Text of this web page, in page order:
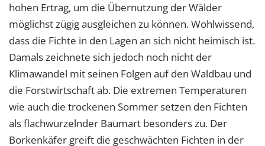
hohen Ertrag, um die Übernutzung der Wälder
möglichst zügig ausgleichen zu können. Wohlwissend,
dass die Fichte in den Lagen an sich nicht heimisch ist.
Damals zeichnete sich jedoch noch nicht der
Klimawandel mit seinen Folgen auf den Waldbau und
die Forstwirtschaft ab. Die extremen Temperaturen
wie auch die trockenen Sommer setzen den Fichten
als flachwurzelnder Baumart besonders zu. Der
Borkenkäfer greift die geschwächten Fichten in der